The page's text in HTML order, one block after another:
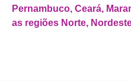
Pernambuco, Ceará,
as regiões Norte,